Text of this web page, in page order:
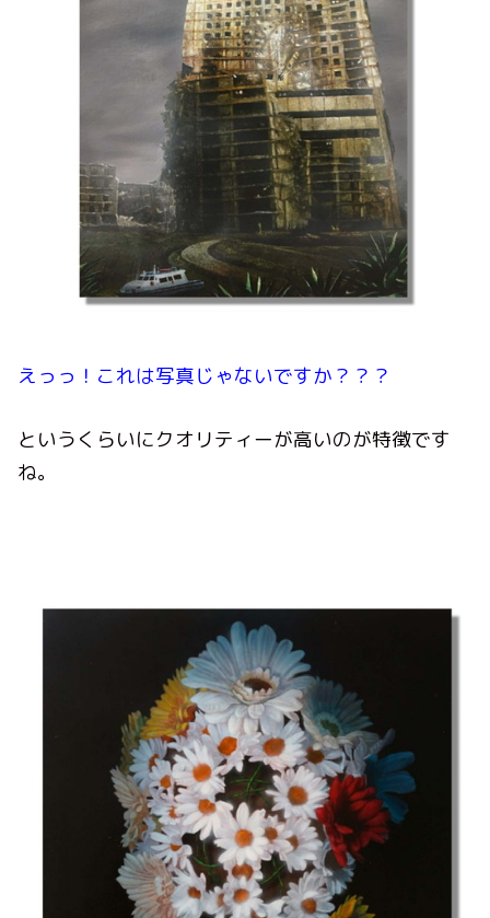
えっっ！これは写真じゃないですか？？？
というくらいにクオリティーが高いのが特徴です
ね。